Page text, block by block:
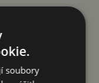
soubory